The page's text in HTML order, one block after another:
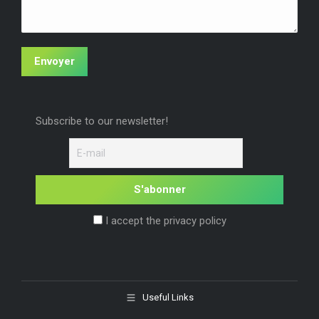
Envoyer
Subscribe to our newsletter!
I accept the privacy policy
Useful Links